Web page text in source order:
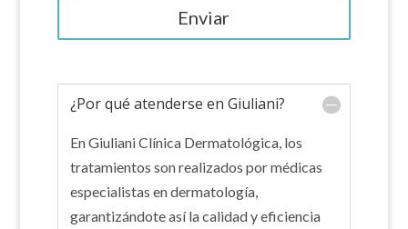
¿Por qué atenderse en Giuliani?
En Giuliani Clínica Dermatológica, los
tratamientos son realizados por médicas
especialistas en dermatología,
garantizándote así la calidad y eficiencia